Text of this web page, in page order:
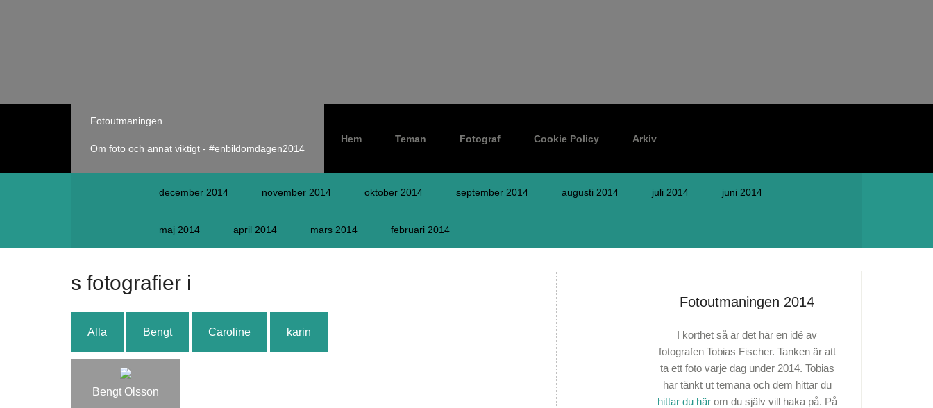
Fotoutmaningen
Om foto och annat viktigt - #enbildomdagen2014
Hem Teman Fotograf Cookie Policy Arkiv
december 2014 november 2014 oktober 2014 september 2014 augusti 2014 juli 2014 juni 2014
maj 2014 april 2014 mars 2014 februari 2014
s fotografier i
Alla Bengt Caroline karin
Bengt Olsson
Fotoutmaningen 2014
I korthet så är det här en idé av
fotografen Tobias Fischer. Tanken är att
ta ett foto varje dag under 2014. Tobias
har tänkt ut temana och dem hittar du
hittar du härom du själv vill haka på. På